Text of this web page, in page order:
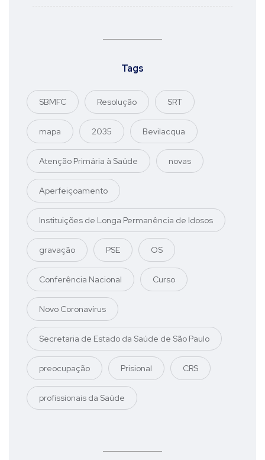
Tags
SBMFC Resolução SRT
mapa 2035 Bevilacqua
Atenção Primária à Saúde novas
Aperfeiçoamento
Instituições de Longa Permanência de Idosos
gravação PSE OS
Conferência Nacional Curso
Novo Coronavírus
Secretaria de Estado da Saúde de São Paulo
preocupação Prisional CRS
profissionais da Saúde